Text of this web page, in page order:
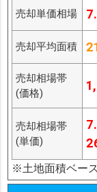
売却単価相場
売却平均面積
売却相場帯
(価格)
売却相場帯
(単価)
※土地面積ベース